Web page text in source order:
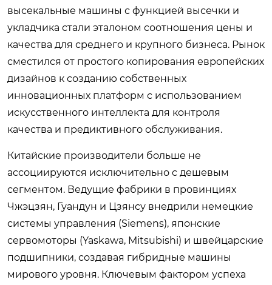
высекальные машины с функцией высечки и
укладчика стали эталоном соотношения цены и
качества для среднего и крупного бизнеса. Рынок
сместился от простого копирования европейских
дизайнов к созданию собственных
инновационных платформ с использованием
искусственного интеллекта для контроля
качества и предиктивного обслуживания.
Китайские производители больше не
ассоциируются исключительно с дешевым
сегментом. Ведущие фабрики в провинциях
Чжэцзян, Гуандун и Цзянсу внедрили немецкие
системы управления (Siemens), японские
сервомоторы (Yaskawa, Mitsubishi) и швейцарские
подшипники, создавая гибридные машины
мирового уровня. Ключевым фактором успеха